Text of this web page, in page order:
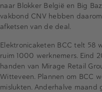
naar Blokker België en Big
vakbond CNV hebben
afketsen van de deal.
Elektronicaketen BCC telt 58
ruim 1000 werknemers. Eind
handen van Mirage Retail
Witteveen. Plannen om BCC
mislukten. Anderhalve